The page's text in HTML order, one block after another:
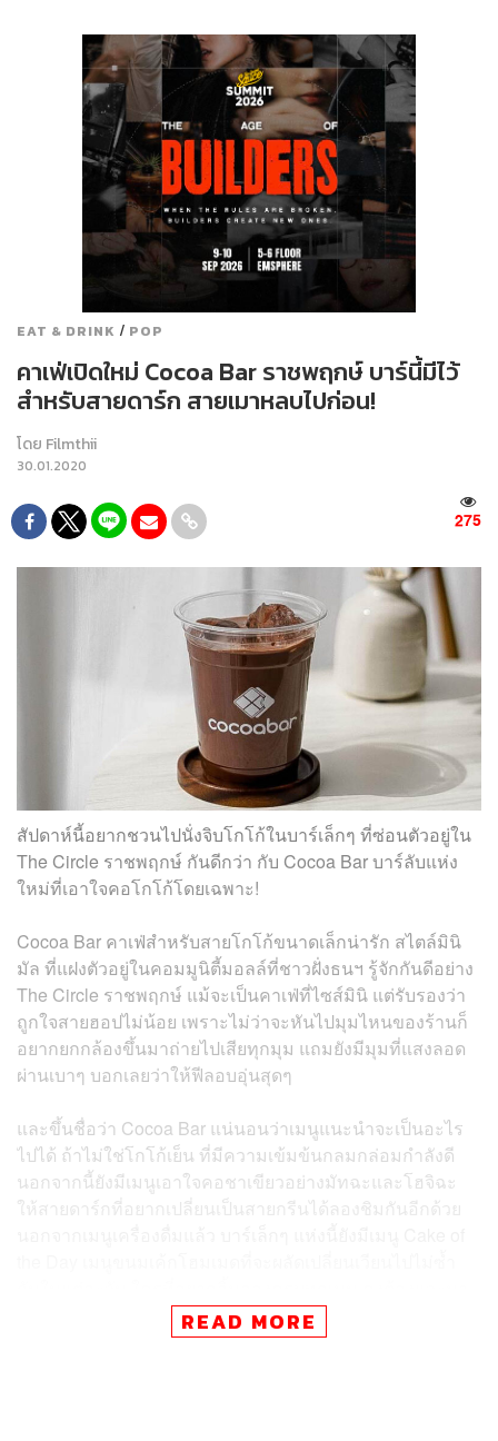
EAT & DRINK / POP
คาเฟ่เปิดใหม่ Cocoa Bar ราชพฤกษ์ บาร์นี้มีไว้
สำหรับสายดาร์ก สายเมาหลบไปก่อน!
โดย Filmthii
30.01.2020
275
สัปดาห์นี้อยากชวนไปนั่งจิบโกโก้ในบาร์เล็กๆ ที่ซ่อนตัวอยู่ใน
The Circle ราชพฤกษ์ กันดีกว่า กับ Cocoa Bar บาร์ลับแห่ง
ใหม่ที่เอาใจคอโกโก้โดยเฉพาะ!
Cocoa Bar คาเฟ่สำหรับสายโกโก้ขนาดเล็กน่ารัก สไตล์มินิ
มัล ที่แฝงตัวอยู่ในคอมมูนิตี้มอลล์ที่ชาวฝั่งธนฯ รู้จักกันดีอย่าง
The Circle ราชพฤกษ์ แม้จะเป็นคาเฟ่ที่ไซส์มินิ แต่รับรองว่า
ถูกใจสายฮอปไม่น้อย เพราะไม่ว่าจะหันไปมุมไหนของร้านก็
อยากยกกล้องขึ้นมาถ่ายไปเสียทุกมุม แถมยังมีมุมที่แสงลอด
ผ่านเบาๆ บอกเลยว่าให้ฟีลอบอุ่นสุดๆ
และขึ้นชื่อว่า Cocoa Bar แน่นอนว่าเมนูแนะนำจะเป็นอะไร
ไปได้ ถ้าไม่ใช่โกโก้เย็น ที่มีความเข้มข้นกลมกล่อมกำลังดี
นอกจากนี้ยังมีเมนูเอาใจคอชาเขียวอย่างมัทฉะและโฮจิฉะ
ให้สายดาร์กที่อยากเปลี่ยนเป็นสายกรีนได้ลองชิมกันอีกด้วย
READ MORE